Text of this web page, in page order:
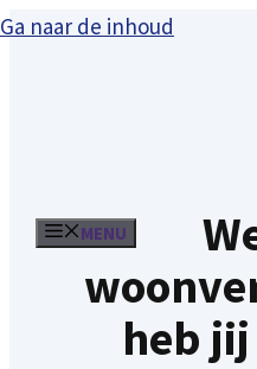
Ga naar de inhoud
MENU
heb